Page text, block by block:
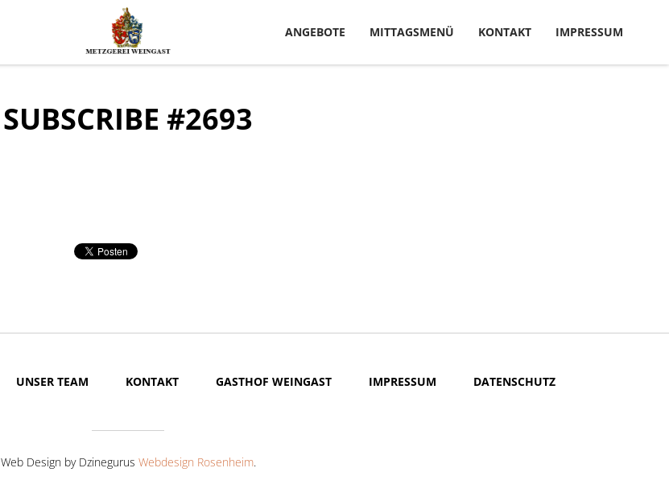
ANGEBOTE MITTAGSMENÜ KONTAKT IMPRESSUM
SUBSCRIBE #2693
UNSER TEAM KONTAKT GASTHOF WEINGAST IMPRESSUM DATENSCHUTZ
Web Design by Dzinegurus Webdesign Rosenheim.